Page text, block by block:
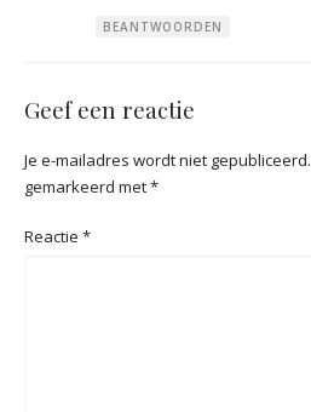
BEANTWOORDEN
Geef een reactie
Je e-mailadres wordt niet gepubliceerd.
gemarkeerd met*
Reactie *